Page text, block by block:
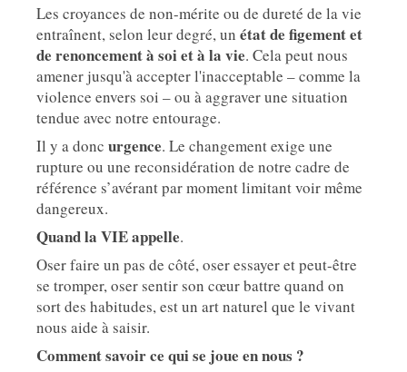
Les croyances de non-mérite ou de dureté de la vie
entraînent, selon leur degré, un état de figement et
de renoncement à soi et à la vie. Cela peut nous
amener jusqu'à accepter l'inacceptable – comme la
violence envers soi – ou à aggraver une situation
tendue avec notre entourage.
Il y a donc urgence. Le changement exige une
rupture ou une reconsidération de notre cadre de
référence s’avérant par moment limitant voir même
dangereux.
Quand la VIE appelle.
Oser faire un pas de côté, oser essayer et peut-être
se tromper, oser sentir son cœur battre quand on
sort des habitudes, est un art naturel que le vivant
nous aide à saisir.
Comment savoir ce qui se joue en nous ?